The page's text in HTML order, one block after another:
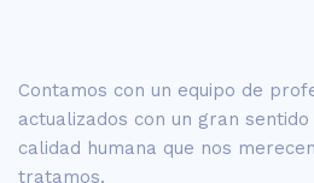
Contamos con un equipo de
actualizados con un gran
calidad humana que nos
tratamos.